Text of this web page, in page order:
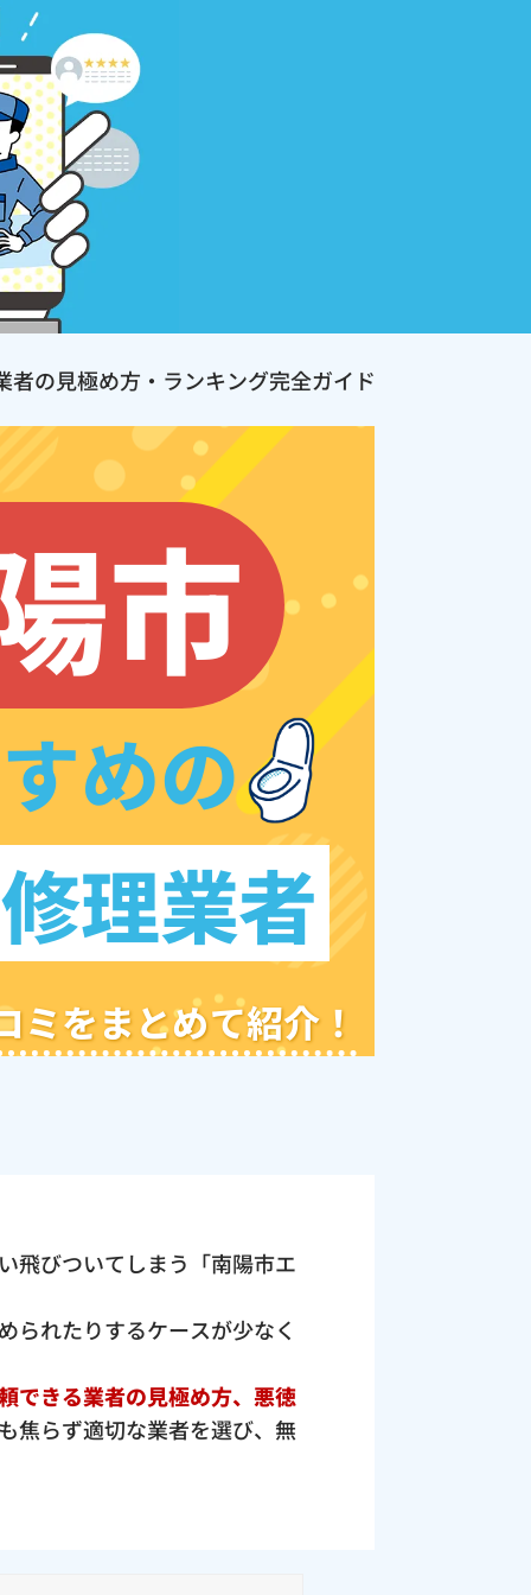
の見極め方・ランキング完全ガイド
市
めの
理業者
をまとめて紹介！
飛びついてしまう「南陽市エ
られたりするケースが少なく
できる業者の見極め方、悪徳
焦らず適切な業者を選び、無